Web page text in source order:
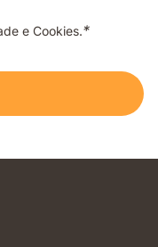
e Cookies.*